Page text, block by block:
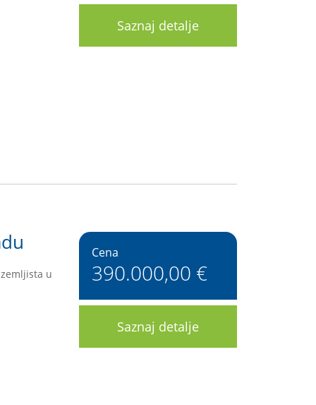
Saznaj detalje
u
Cena
390.000,00 €
Saznaj detalje